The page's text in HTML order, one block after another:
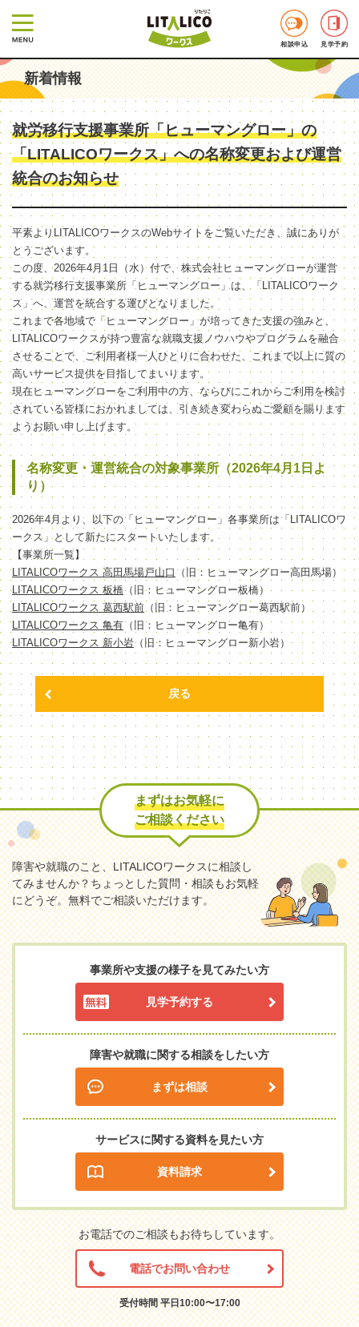
相談申込 見学予約
新着情報
就労移行支援事業所「ヒューマングロー」の
「LITALICOワークス」への名称変更および運営
統合のお知らせ
平素よりLITALICOワークスのWebサイトをご覧いただき、誠にありが
とうございます。
この度、2026年4月1日（水）付で、株式会社ヒューマングローが運営
する就労移行支援事業所「ヒューマングロー」は、「LITALICOワーク
ス」へ、運営を統合する運びとなりました。
これまで各地域で「ヒューマングロー」が培ってきた支援の強みと、
LITALICOワークスが持つ豊富な就職支援ノウハウやプログラムを融合
させることで、ご利用者様一人ひとりに合わせた、これまで以上に質の
高いサービス提供を目指してまいります。
現在ヒューマングローをご利用中の方、ならびにこれからご利用を検討
されている皆様におかれましては、引き続き変わらぬご愛顧を賜ります
ようお願い申し上げます。
名称変更・運営統合の対象事業所（2026年4月1日よ
り）
2026年4月より、以下の「ヒューマングロー」各事業所は「LITALICOワ
ークス」として新たにスタートいたします。
【事業所一覧】
LITALICOワークス 高田馬場戸山口 （旧：ヒューマングロー高田馬場）
LITALICOワークス 板橋（旧：ヒューマングロー板橋）
LITALICOワークス 葛西駅前 （旧：ヒューマングロー葛西駅前）
LITALICOワークス 亀有（旧：ヒューマングロー亀有）
LITALICOワークス 新小岩（旧：ヒューマングロー新小岩）
戻る
まずはお気軽に
ご相談ください
障害や就職のこと、LITALICOワークスに相談し
てみませんか？ちょっとした質問・相談もお気軽
にどうぞ。無料でご相談いただけます。
事業所や支援の様子を見てみたい方
見学予約する
障害や就職に関する相談をしたい方
まずは相談
サービスに関する資料を見たい方
資料請求
お電話でのご相談もお待ちしています。
電話でお問い合わせ
受付時間 平日10:00〜17:00